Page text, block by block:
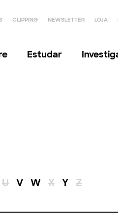
CLIPPING NEWSLETTER LOJA
Estudar
U V W X Y Z